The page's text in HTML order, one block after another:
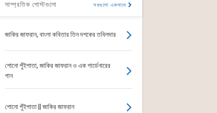
সাম্প্রতিক পোস্টগুলো সবগুলো একসাথে
জাকির জাফরান, বাংলা কবিতার তিন দশকের তবিলদার
শোনো পুঁইপাতা, জাকির জাফরান ও এক গার্ডেনারের
গান
শোনো পুঁইপাতা || জাকির জাফরান